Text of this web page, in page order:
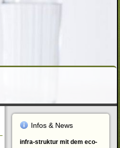
Infos & News
infra-struktur mit dem eco-